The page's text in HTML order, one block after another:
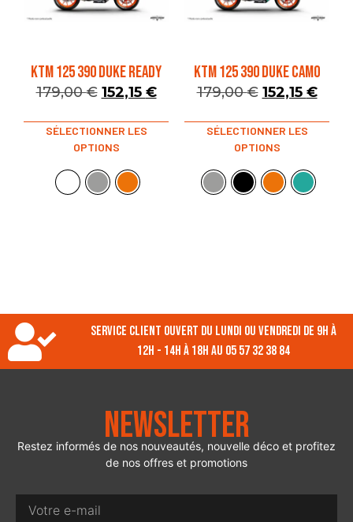
KTM 125 390 DUKE READY
179,00€ 152,15 €
SÉLECTIONNER LES
OPTIONS
KTM 125 390 DUKE CAMO
179,00€ 152,15 €
SÉLECTIONNER LES
OPTIONS
Service client ouvert du lundi ou vendredi de 9h à
12h - 14h à 18h au 05 57 32 38 84
Newsletter
Restez informés de nos nouveautés, nouvelle déco et profitez
de nos offres et promotions